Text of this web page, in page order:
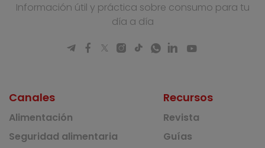
Información útil y práctica sobre consumo para tu
día a día
Canales
Alimentación
Seguridad alimentaria
Recursos
Revista
Guías